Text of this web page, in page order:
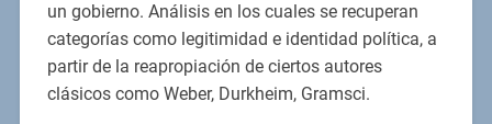
un gobierno. Análisis en los cuales se recuperan
categorías como legitimidad e identidad política, a
partir de la reapropiación de ciertos autores
clásicos como Weber, Durkheim, Gramsci.